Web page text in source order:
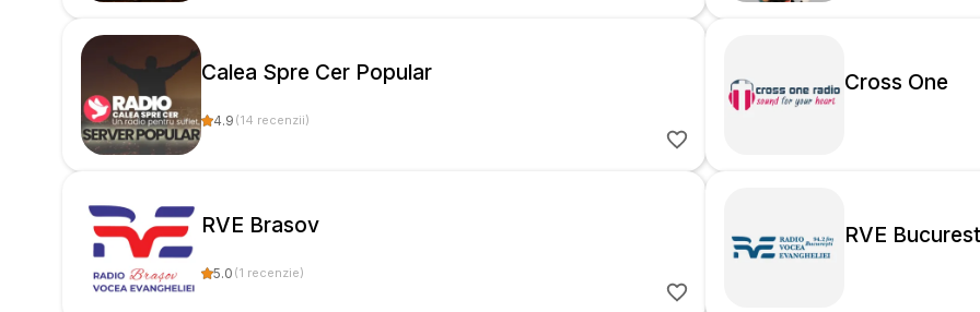
Calea Spre Cer Popular
4.9 (14 recenzii)
Cross One
RVE Brasov
5.0 (1 recenzie)
RVE